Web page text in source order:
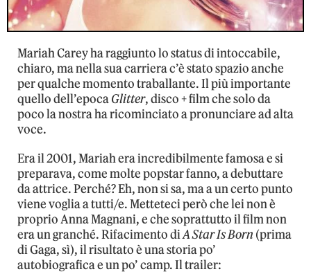
Mariah Carey ha raggiunto lo status di intoccabile,
chiaro, ma nella sua carriera c’è stato spazio anche
per qualche momento traballante. Il più importante
quello dell’epocaGlitter, disco + film che solo da
poco la nostra ha ricominciato a pronunciare ad alta
voce.
Era il 2001, Mariah era incredibilmente famosa e si
preparava, come molte popstar fanno, a debuttare
da attrice. Perché? Eh, non si sa, ma a un certo punto
viene voglia a tutti/e. Metteteci però che lei non è
proprio Anna Magnani, e che soprattutto il film non
era un granché. Rifacimento diA Star Is Born (prima
di Gaga, sì), il risultato è una storia po’
autobiografica e un po’ camp. Il trailer: